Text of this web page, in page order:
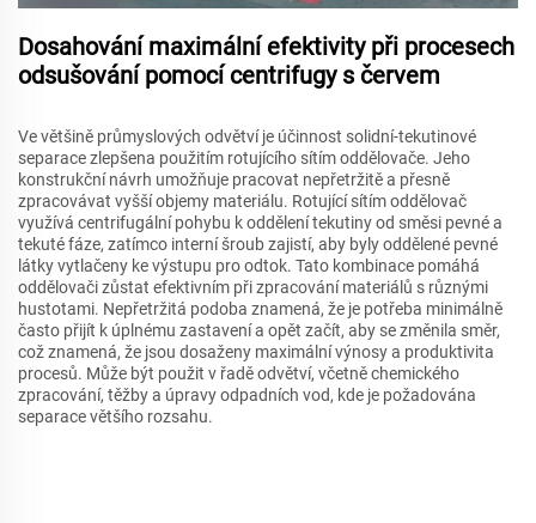
Dosahování maximální efektivity při procesech
odsušování pomocí centrifugy s červem
Ve většině průmyslových odvětví je účinnost solidní-tekutinové
separace zlepšena použitím rotujícího sítím oddělovače. Jeho
konstrukční návrh umožňuje pracovat nepřetržitě a přesně
zpracovávat vyšší objemy materiálu. Rotující sítím oddělovač
využívá centrifugální pohybu k oddělení tekutiny od směsi pevné a
tekuté fáze, zatímco interní šroub zajistí, aby byly oddělené pevné
látky vytlačeny ke výstupu pro odtok. Tato kombinace pomáhá
oddělovači zůstat efektivním při zpracování materiálů s různými
hustotami. Nepřetržitá podoba znamená, že je potřeba minimálně
často přijít k úplnému zastavení a opět začít, aby se změnila směr,
což znamená, že jsou dosaženy maximální výnosy a produktivita
procesů. Může být použit v řadě odvětví, včetně chemického
zpracování, těžby a úpravy odpadních vod, kde je požadována
separace většího rozsahu.